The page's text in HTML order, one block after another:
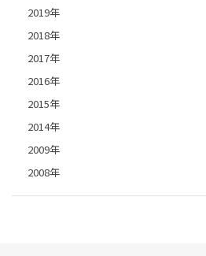
2019年
2018年
2017年
2016年
2015年
2014年
2009年
2008年